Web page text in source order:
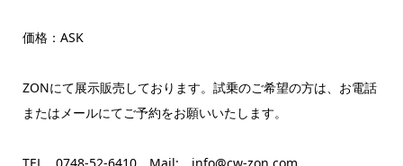
価格：ASK
ZONにて展示販売しております。試乗のご希望の方は、お電話
またはメールにてご予約をお願いいたします。